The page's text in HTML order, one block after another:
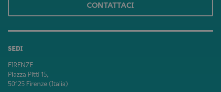
SEDI
FIRENZE
Piazza Pitti 15,
50125 Firenze (Italia)
CONTATTACI